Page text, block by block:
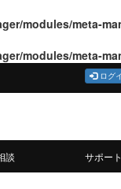
modules/meta-
modules/meta-
ログ
談 サポート